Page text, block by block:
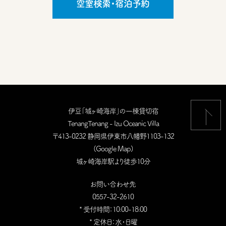
空室検索・宿泊予約
伊豆「城ヶ崎海岸」の一棟貸切宿
TenangTenang - Izu Oceanic Villa
〒413-0232 静岡県伊東市八幡野1103-132
(Google Map)
城ヶ崎海岸駅より徒歩10分
お問い合わせ先
0557-32-2610
* 受付時間：10:00-18:00
* 定休日：水・日曜